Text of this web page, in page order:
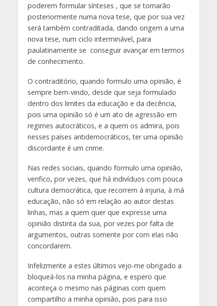
poderem formular sínteses , que se tornarão
posteriormente numa nova tese, que por sua vez
será também contraditada, dando origem a uma
nova tese, num ciclo interminável, para
paulatinamente se conseguir avançar em termos
de conhecimento.
O contraditório, quando formulo uma opinião, é
sempre bem-vindo, desde que seja formulado
dentro dos limites da educação e da decência,
pois uma opinião só é um ato de agressão em
regimes autocráticos, e a quem os admira, pois
nesses países antidemocráticos, ter uma opinião
discordante é um crime.
Nas redes sociais, quando formulo uma opinião,
verifico, por vezes, que há indivíduos com pouca
cultura democrática, que recorrem à injuria, à má
educação, não só em relação ao autor destas
linhas, mas a quem quer que expresse uma
opinião distinta da sua, por vezes por falta de
argumentos, outras somente por com elas não
concordarem.
Infelizmente a estes últimos vejo-me obrigado a
bloqueá-los na minha página, e espero que
aconteça o mesmo nas páginas com quem
compartilho a minha opinião, pois para isso